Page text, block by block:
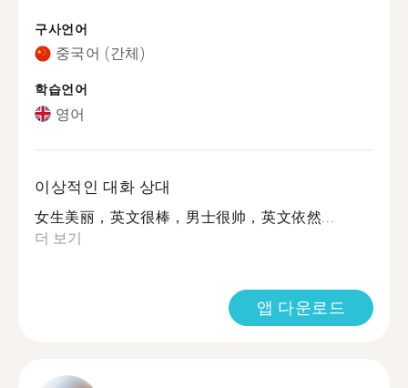
구사언어
중국어 (간체)
학습언어
영어
이상적인 대화 상대
女生美丽，英文很棒，男士很帅，英文依然...
더 보기
앱 다운로드